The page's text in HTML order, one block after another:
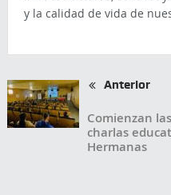
y la calidad de vida de
Anterior
Comienzan
charlas
Hermanas